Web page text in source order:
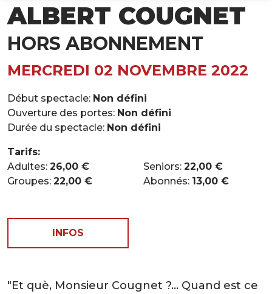
ALBERT COUGNET
HORS ABONNEMENT
MERCREDI 02 NOVEMBRE 2022
Début spectacle: Non défini
Ouverture des portes: Non défini
Durée du spectacle: Non défini
Tarifs:
Adultes: 26,00 € Seniors: 22,00 €
Groupes: 22,00 € Abonnés: 13,00 €
INFOS
"Et què, Monsieur Cougnet ?... Quand est ce